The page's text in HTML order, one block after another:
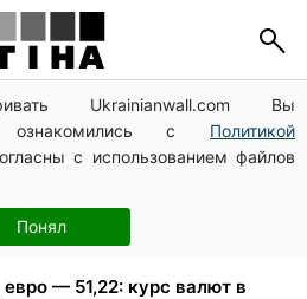
Ukrainianwall.com Вы
ознакомились с Политикой
с использованием файлов
Понял
в Павлограде: двое
восстановят резервом
украинцы за коммуналку:
в реестре должников
сразу: обыски в
— 51,22: курс валют в